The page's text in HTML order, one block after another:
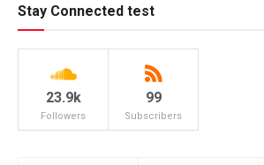
Stay Connected test
23.9k
Followers
99
Subscribers